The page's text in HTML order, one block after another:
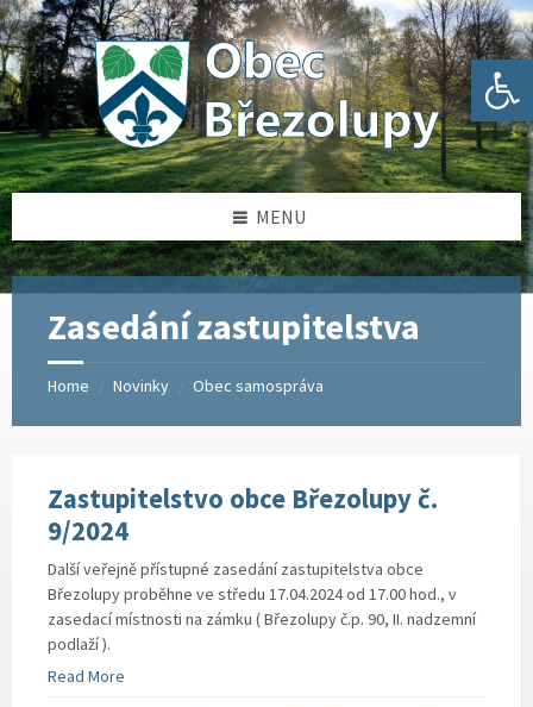
Open toolbar
Skip
to
content
Skip
to
left
sidebar
Skip
to
right
sidebar
Skip
to
footer
MENU
Zasedání zastupitelstva
Home / Novinky / Obec samospráva
Zastupitelstvo obce Březolupy č.
9/2024
Další veřejně přístupné zasedání zastupitelstva obce
Březolupy proběhne ve středu 17.04.2024 od 17.00 hod., v
zasedací místnosti na zámku ( Březolupy č.p. 90, II. nadzemní
podlaží ).
Read More